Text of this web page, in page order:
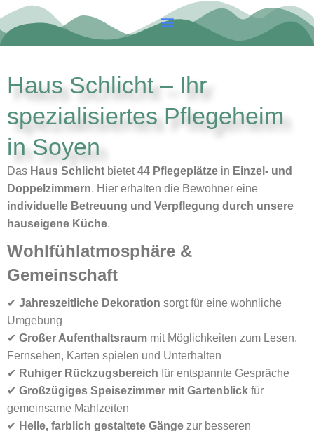
Haus Schlicht – Ihr
spezialisiertes Pflegeheim
in Soyen
Das Haus Schlicht bietet44 Pflegeplätze in Einzel- und
Doppelzimmern. Hier erhalten die Bewohner eine
individuelle Betreuung und Verpflegung durch unsere
hauseigene Küche.
Wohlfühlatmosphäre &
Gemeinschaft
✔ Jahreszeitliche Dekoration sorgt für eine wohnliche
Umgebung
✔ Großer Aufenthaltsraum mit Möglichkeiten zum Lesen,
Fernsehen, Karten spielen und Unterhalten
✔ Ruhiger Rückzugsbereich für entspannte Gespräche
✔ Großzügiges Speisezimmer mit Gartenblick für
gemeinsame Mahlzeiten
✔ Helle, farblich gestaltete Gänge zur besseren